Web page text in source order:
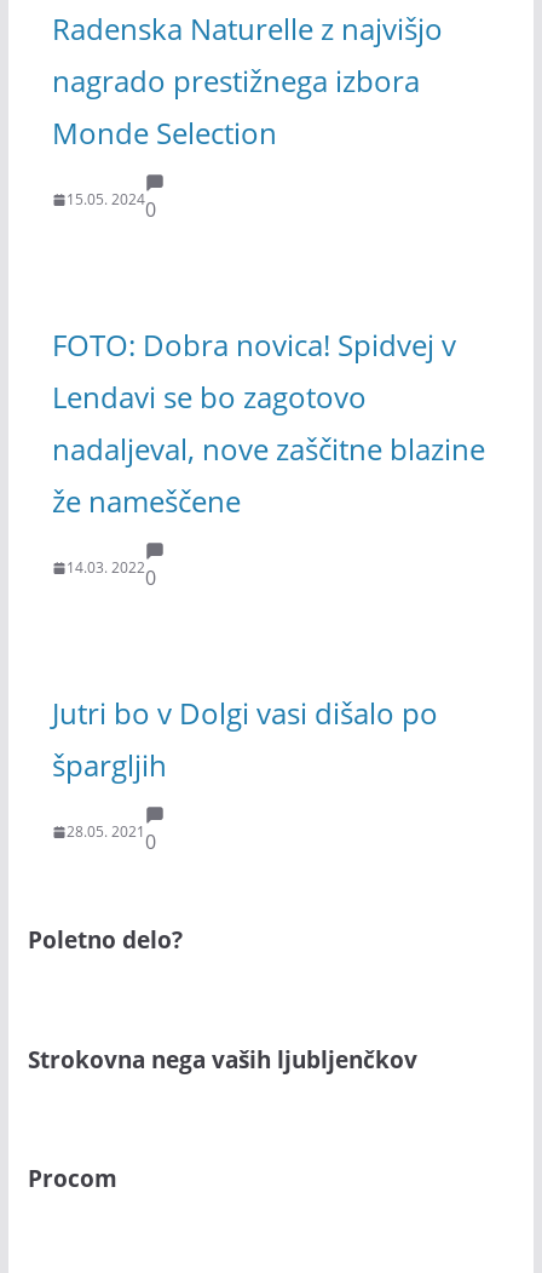
Radenska Naturelle z najvišjo
nagrado prestižnega izbora
Monde Selection
15.05. 20240
FOTO: Dobra novica! Spidvej v
Lendavi se bo zagotovo
nadaljeval, nove zaščitne blazine
že nameščene
14.03. 20220
Jutri bo v Dolgi vasi dišalo po
špargljih
28.05. 20210
Poletno delo?
Strokovna nega vaših ljubljenčkov
Procom